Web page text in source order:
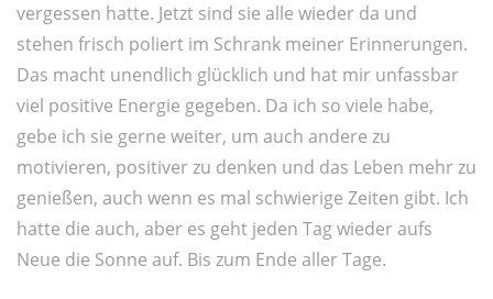
vergessen hatte. Jetzt sind sie alle wieder da und
stehen frisch poliert im Schrank meiner Erinnerungen.
Das macht unendlich glücklich und hat mir unfassbar
viel positive Energie gegeben. Da ich so viele habe,
gebe ich sie gerne weiter, um auch andere zu
motivieren, positiver zu denken und das Leben mehr zu
genießen, auch wenn es mal schwierige Zeiten gibt. Ich
hatte die auch, aber es geht jeden Tag wieder aufs
Neue die Sonne auf. Bis zum Ende aller Tage.